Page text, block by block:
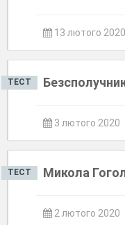
13 лютого 2020
ТЕСТ
3 лютого 2020
ТЕСТ Микола
2 лютого 2020